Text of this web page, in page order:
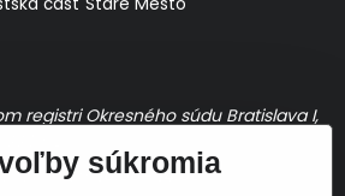
registri Okresného súdu Bratislava I,
dni10:00 - 14:00
súkromia